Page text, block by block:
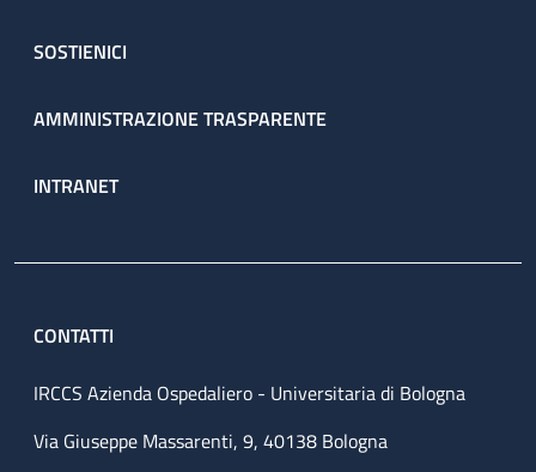
SOSTIENICI
AMMINISTRAZIONE TRASPARENTE
INTRANET
CONTATTI
IRCCS Azienda Ospedaliero - Universitaria di Bologna
Via Giuseppe Massarenti, 9, 40138 Bologna